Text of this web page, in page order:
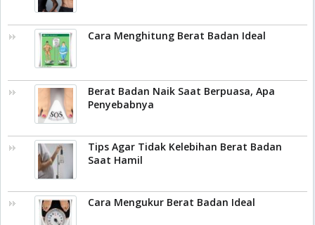
Cara Menghitung Berat Badan Ideal
Berat Badan Naik Saat Berpuasa, Apa
Penyebabnya
Tips Agar Tidak Kelebihan Berat Badan
Saat Hamil
Cara Mengukur Berat Badan Ideal